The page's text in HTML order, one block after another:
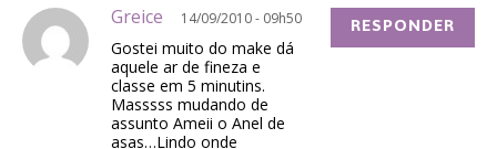
Greice 14/09/2010 - 09h50
Gostei muito do make dá
aquele ar de fineza e
classe em 5 minutins.
Masssss mudando de
assunto Ameii o Anel de
asas…Lindo onde
RESPONDER